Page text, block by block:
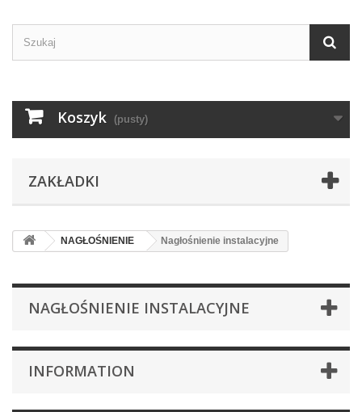
Koszyk (pusty)
ZAKŁADKI
NAGŁOŚNIENIE Nagłośnienie instalacyjne
NAGŁOŚNIENIE INSTALACYJNE
INFORMATION